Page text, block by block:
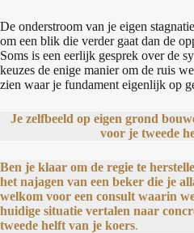
De onderstroom van je eigen
om een blik die verder gaat dan de
Soms is een eerlijk gesprek over de
keuzes de enige manier om de ruis
zien waar je fundament eigenlijk op
Je zelfbeeld op eigen grond
voor je tweede
Ben je klaar om de regie te
het najagen van een beker die je
welkom voor een consult waarin
huidige situatie vertalen naar
tweede helft van je koers.